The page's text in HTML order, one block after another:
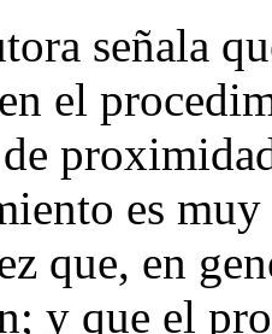
señala
el
es
que, en
y que el